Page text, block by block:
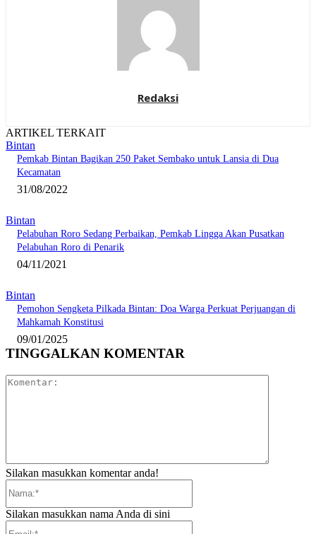
Redaksi
ARTIKEL TERKAIT
Bintan
Pemkab Bintan Bagikan 250 Paket Sembako untuk Lansia di Dua
Kecamatan
31/08/2022
Bintan
Pelabuhan Roro Sedang Perbaikan, Pemkab Lingga Akan Pusatkan
Pelabuhan Roro di Penarik
04/11/2021
Bintan
Pemohon Sengketa Pilkada Bintan: Doa Warga Perkuat Perjuangan di
Mahkamah Konstitusi
09/01/2025
TINGGALKAN KOMENTAR
Silakan masukkan komentar anda!
Silakan masukkan nama Anda di sini